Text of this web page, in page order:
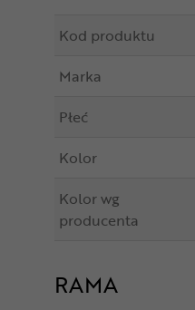
Kod produktu
Marka
Płeć
Kolor
Kolor wg
producenta
RAMA